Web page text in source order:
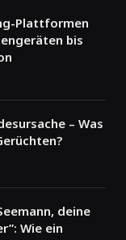
Plattformen
bis
– Was
deine
Wie ein